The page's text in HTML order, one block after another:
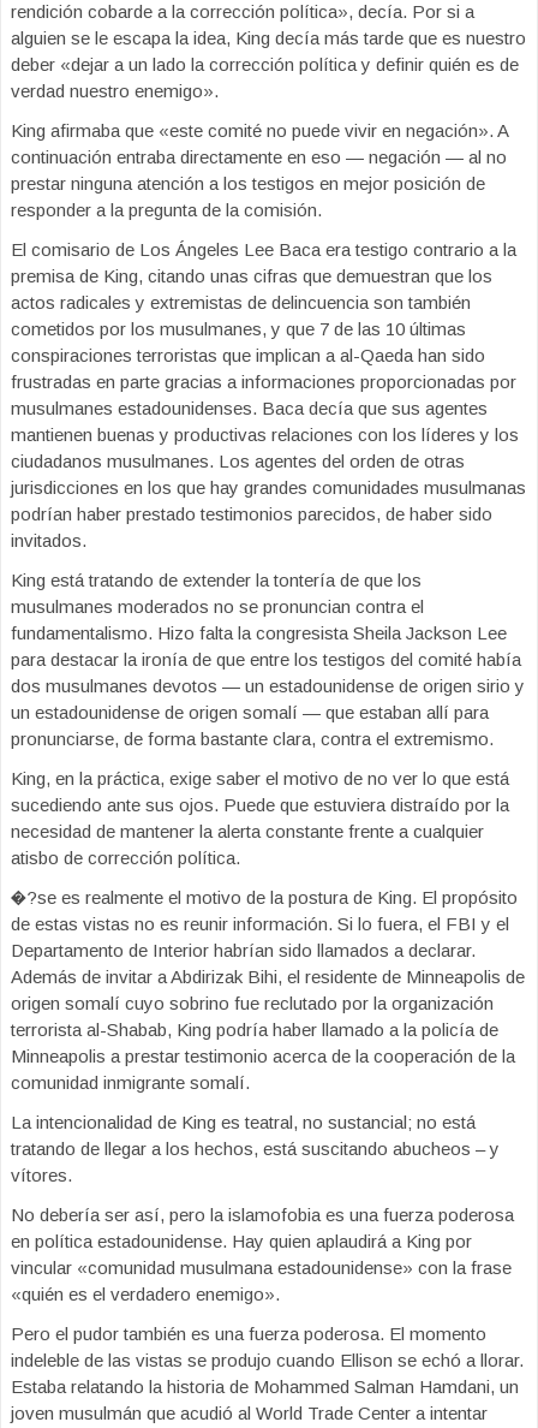
rendición cobarde a la corrección política», decía. Por si a
alguien se le escapa la idea, King decía más tarde que es nuestro
deber «dejar a un lado la corrección política y definir quién es de
verdad nuestro enemigo».
King afirmaba que «este comité no puede vivir en negación». A
continuación entraba directamente en eso — negación — al no
prestar ninguna atención a los testigos en mejor posición de
responder a la pregunta de la comisión.
El comisario de Los Ángeles Lee Baca era testigo contrario a la
premisa de King, citando unas cifras que demuestran que los
actos radicales y extremistas de delincuencia son también
cometidos por los musulmanes, y que 7 de las 10 últimas
conspiraciones terroristas que implican a al-Qaeda han sido
frustradas en parte gracias a informaciones proporcionadas por
musulmanes estadounidenses. Baca decía que sus agentes
mantienen buenas y productivas relaciones con los líderes y los
ciudadanos musulmanes. Los agentes del orden de otras
jurisdicciones en los que hay grandes comunidades musulmanas
podrían haber prestado testimonios parecidos, de haber sido
invitados.
King está tratando de extender la tontería de que los
musulmanes moderados no se pronuncian contra el
fundamentalismo. Hizo falta la congresista Sheila Jackson Lee
para destacar la ironía de que entre los testigos del comité había
dos musulmanes devotos — un estadounidense de origen sirio y
un estadounidense de origen somalí — que estaban allí para
pronunciarse, de forma bastante clara, contra el extremismo.
King, en la práctica, exige saber el motivo de no ver lo que está
sucediendo ante sus ojos. Puede que estuviera distraído por la
necesidad de mantener la alerta constante frente a cualquier
atisbo de corrección política.
�?se es realmente el motivo de la postura de King. El propósito
de estas vistas no es reunir información. Si lo fuera, el FBI y el
Departamento de Interior habrían sido llamados a declarar.
Además de invitar a Abdirizak Bihi, el residente de Minneapolis de
origen somalí cuyo sobrino fue reclutado por la organización
terrorista al-Shabab, King podría haber llamado a la policía de
Minneapolis a prestar testimonio acerca de la cooperación de la
comunidad inmigrante somalí.
La intencionalidad de King es teatral, no sustancial; no está
tratando de llegar a los hechos, está suscitando abucheos – y
vítores.
No debería ser así, pero la islamofobia es una fuerza poderosa
en política estadounidense. Hay quien aplaudirá a King por
vincular «comunidad musulmana estadounidense» con la frase
«quién es el verdadero enemigo».
Pero el pudor también es una fuerza poderosa. El momento
indeleble de las vistas se produjo cuando Ellison se echó a llorar.
Estaba relatando la historia de Mohammed Salman Hamdani, un
joven musulmán que acudió al World Trade Center a intentar